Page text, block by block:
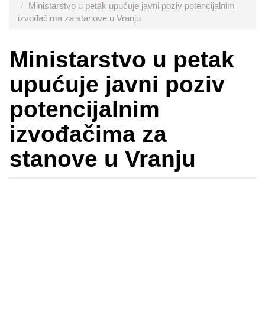
Ministarstvo u petak upućuje javni poziv potencijalnim
izvođačima za stanove u Vranju
Ministarstvo u petak
upućuje javni poziv
potencijalnim
izvođačima za
stanove u Vranju